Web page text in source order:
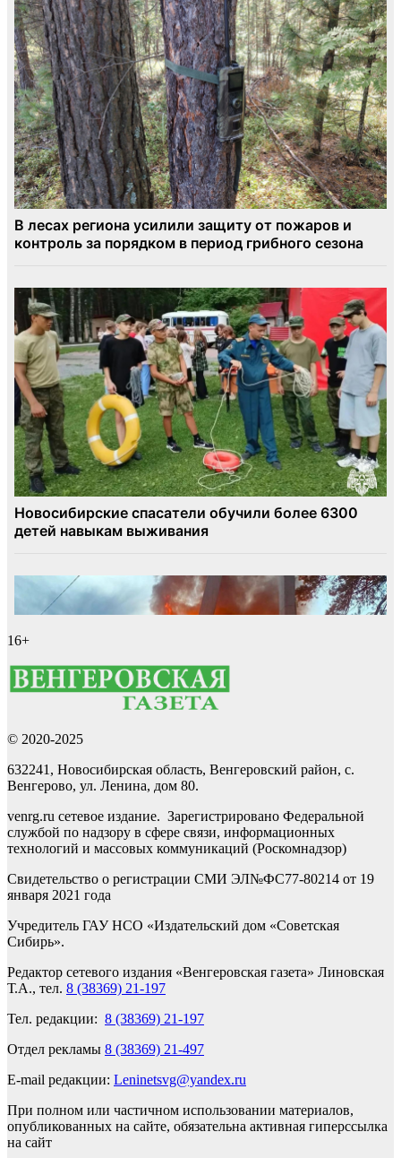
16+
© 2020-2025
632241, Новосибирская область, Венгеровский район, с.
Венгерово, ул. Ленина, дом 80.
venrg.ru сетевое издание. Зарегистрировано Федеральной
службой по надзору в сфере связи, информационных
технологий и массовых коммуникаций (Роскомнадзор)
Свидетельство о регистрации СМИ ЭЛ№ФС77-80214 от 19
января 2021 года
Учредитель ГАУ НСО «Издательский дом «Советская
Сибирь».
Редактор сетевого издания «Венгеровская газета» Линовская
Т.А., тел. 8 (38369) 21-197
Тел. редакции: 8 (38369) 21-197
Отдел рекламы 8 (38369) 21-497
E-mail редакции: Leninetsvg@yandex.ru
При полном или частичном использовании материалов,
опубликованных на сайте, обязательна активная гиперссылка
на сайт